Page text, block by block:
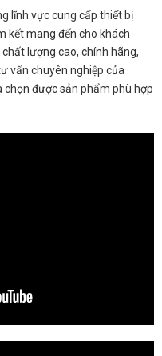
lĩnh vực cung cấp thiết bị
kết mang đến cho khách
lượng cao, chính hãng,
vấn chuyên nghiệp của
được sản phẩm phù hợp